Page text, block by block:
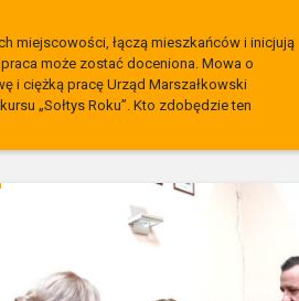
miejscowości, łączą mieszkańców i inicjują
może zostać doceniona. Mowa o
i ciężką pracę Urząd Marszałkowski
„Sołtys Roku”. Kto zdobędzie ten